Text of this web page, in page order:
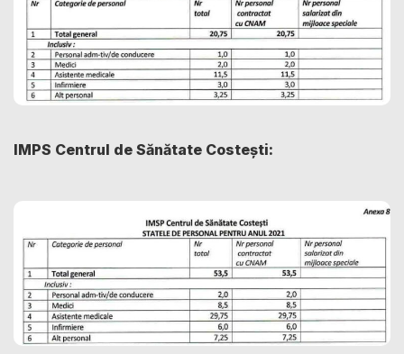
IMPS Centrul de Sănătate Costești: